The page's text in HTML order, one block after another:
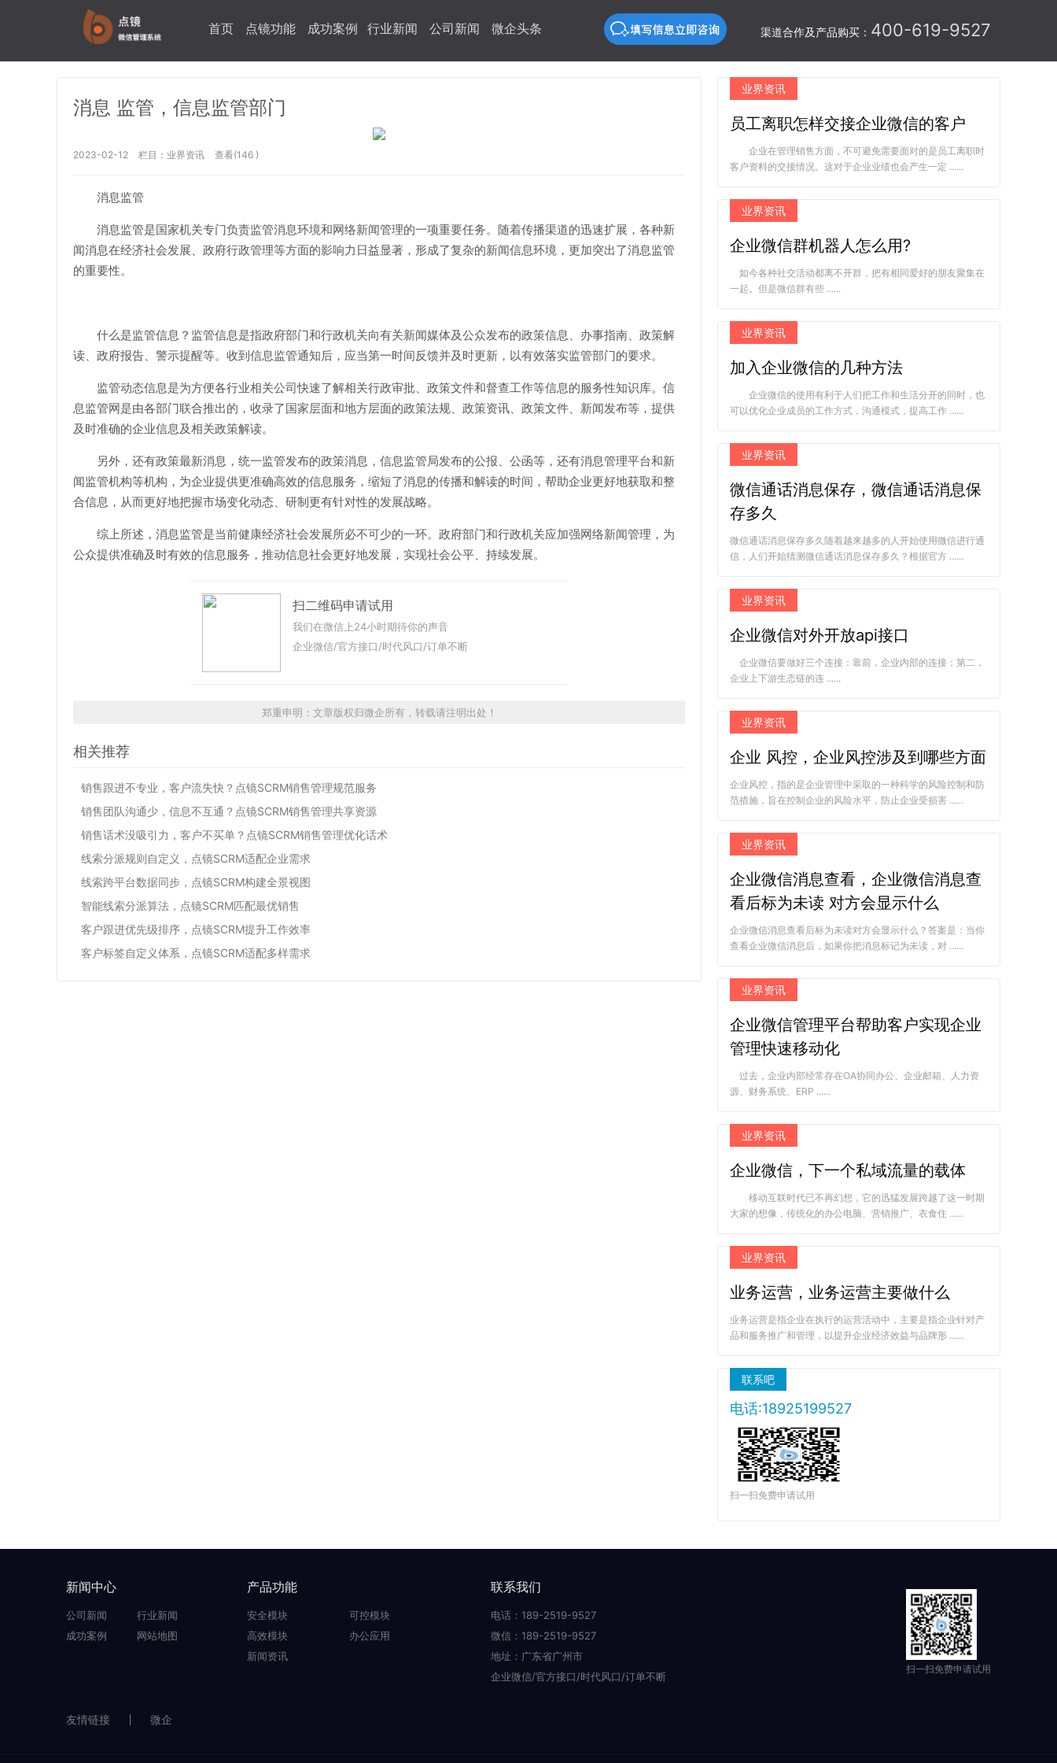
渠道合作及产品购买： 400-619-9527
首页 点镜功能 成功案例 行业新闻 公司新闻 微企头条
消息 监管，信息监管部门
2023-02-12 栏目： 业界资讯 查看(146 )
消息监管
消息监管是国家机关专门负责监管消息环境和网络新闻管理的一项重要任务。随着传播渠道的迅速扩展，各种新
闻消息在经济社会发展、政府行政管理等方面的影响力日益显著，形成了复杂的新闻信息环境，更加突出了消息监管
的重要性。
什么是监管信息？监管信息是指政府部门和行政机关向有关新闻媒体及公众发布的政策信息、办事指南、政策解
读、政府报告、警示提醒等。收到信息监管通知后，应当第一时间反馈并及时更新，以有效落实监管部门的要求。
监管动态信息是为方便各行业相关公司快速了解相关行政审批、政策文件和督查工作等信息的服务性知识库。信
息监管网是由各部门联合推出的，收录了国家层面和地方层面的政策法规、政策资讯、政策文件、新闻发布等，提供
及时准确的企业信息及相关政策解读。
另外，还有政策最新消息，统一监管发布的政策消息，信息监管局发布的公报、公函等，还有消息管理平台和新
闻监管机构等机构，为企业提供更准确高效的信息服务，缩短了消息的传播和解读的时间，帮助企业更好地获取和整
合信息，从而更好地把握市场变化动态、研制更有针对性的发展战略。
综上所述，消息监管是当前健康经济社会发展所必不可少的一环。政府部门和行政机关应加强网络新闻管理，为
公众提供准确及时有效的信息服务，推动信息社会更好地发展，实现社会公平、持续发展。
扫二维码申请试用
我们在微信上24小时期待你的声音
企业微信/官方接口/时代风口/订单不断
郑重申明：文章版权归微企所有，转载请注明出处！
相关推荐
销售跟进不专业，客户流失快？点镜SCRM销售管理规范服务
销售团队沟通少，信息不互通？点镜SCRM销售管理共享资源
销售话术没吸引力，客户不买单？点镜SCRM销售管理优化话术
线索分派规则自定义，点镜SCRM适配企业需求
线索跨平台数据同步，点镜SCRM构建全景视图
智能线索分派算法，点镜SCRM匹配最优销售
客户跟进优先级排序，点镜SCRM提升工作效率
客户标签自定义体系，点镜SCRM适配多样需求
业界资讯
员工离职怎样交接企业微信的客户
企业在管理销售方面，不可避免需要面对的是员工离职时
客户资料的交接情况。这对于企业业绩也会产生一定 ......
业界资讯
企业微信群机器人怎么用?
如今各种社交活动都离不开群，把有相同爱好的朋友聚集在
一起。但是微信群有些 ......
业界资讯
加入企业微信的几种方法
企业微信的使用有利于人们把工作和生活分开的同时，也
可以优化企业成员的工作方式，沟通模式，提高工作 ......
业界资讯
微信通话消息保存，微信通话消息保
存多久
微信通话消息保存多久随着越来越多的人开始使用微信进行通
信，人们开始猜测微信通话消息保存多久？根据官方 ......
业界资讯
企业微信对外开放api接口
企业微信要做好三个连接：靠前，企业内部的连接；第二，
企业上下游生态链的连 ......
业界资讯
企业 风控，企业风控涉及到哪些方面
企业风控，指的是企业管理中采取的一种科学的风险控制和防
范措施，旨在控制企业的风险水平，防止企业受损害 ......
业界资讯
企业微信消息查看，企业微信消息查
看后标为未读 对方会显示什么
企业微信消息查看后标为未读对方会显示什么？答案是：当你
查看企业微信消息后，如果你把消息标记为未读，对 ......
业界资讯
企业微信管理平台帮助客户实现企业
管理快速移动化
过去，企业内部经常存在OA协同办公、企业邮箱、人力资
源、财务系统、ERP ......
业界资讯
企业微信，下一个私域流量的载体
移动互联时代已不再幻想，它的迅猛发展跨越了这一时期
大家的想像，传统化的办公电脑、营销推广、衣食住 ......
业界资讯
业务运营，业务运营主要做什么
业务运营是指企业在执行的运营活动中，主要是指企业针对产
品和服务推广和管理，以提升企业经济效益与品牌形 ......
联系吧
电话:18925199527
扫一扫免费申请试用
新闻中心
公司新闻
行业新闻
成功案例
网站地图
产品功能
安全模块
可控模块
高效模块
办公应用
新闻资讯
联系我们
电话：189-2519-9527
微信：189-2519-9527
地址：广东省广州市
企业微信/官方接口/时代风口/订单不断
扫一扫免费申请试用
友情链接 微企